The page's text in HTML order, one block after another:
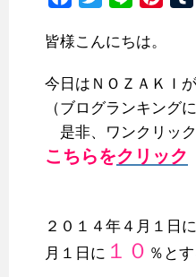
c
b
o
o
k
i
e
n
r
e
s
l
皆様こんにちは。
今日はＮＯＺＡＫＩ
（ブログランキング
是非、ワンクリック
こちらをクリック
２０１４年４月１日に
月１日に １０ ％と